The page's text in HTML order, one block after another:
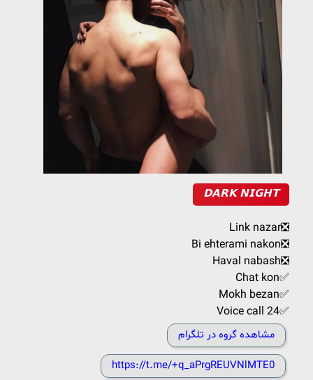
𝗗𝗔𝗥𝗞 𝗡𝗜𝗚𝗛𝗧
Link nazar❎
Bi ehterami nakon❎
Haval nabash❎
Chat kon✅
Mokh bezan✅
Voice call 24✅
مشاهده گروه در تلگرام
https://t.me/+q_aPrgREUVNlMTE0